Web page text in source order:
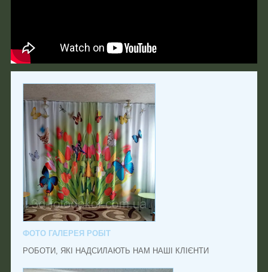
ФОТО ГАЛЕРЕЯ РОБІТ
РОБОТИ, ЯКІ НАДСИЛАЮТЬ НАМ НАШІ КЛІЄНТИ